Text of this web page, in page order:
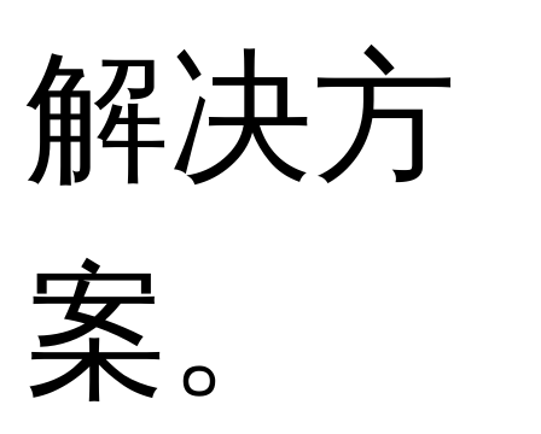
解决方
案。